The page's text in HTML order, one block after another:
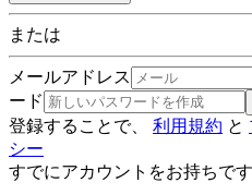
または
メールアドレス
ード
登録することで、 利用規約 と
シー
すでにアカウントをお持ちで